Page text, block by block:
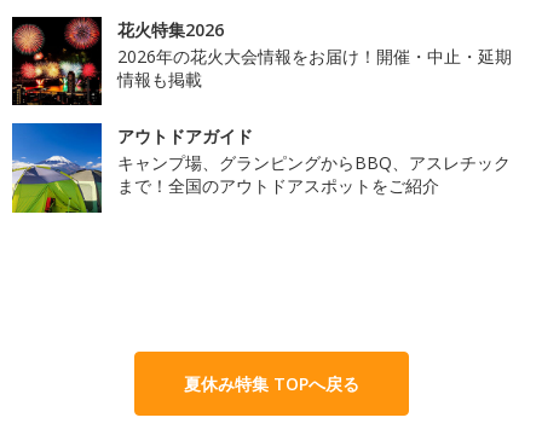
花火特集2026
2026年の花火大会情報をお届け！開催・中止・延期
情報も掲載
アウトドアガイド
キャンプ場、グランピングからBBQ、アスレチック
まで！全国のアウトドアスポットをご紹介
夏休み特集 TOPへ戻る